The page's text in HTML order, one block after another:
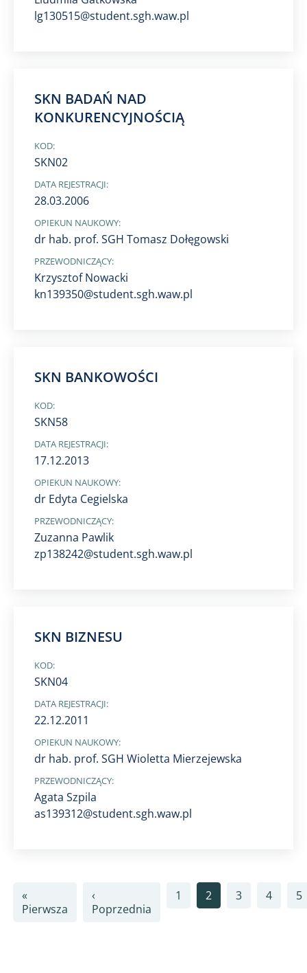
lg130515@student.sgh.waw.pl
SKN BADAŃ NAD
KONKURENCYJNOŚCIĄ
KOD:
SKN02
DATA REJESTRACJI:
28.03.2006
OPIEKUN NAUKOWY:
dr hab. prof. SGH Tomasz Dołęgowski
PRZEWODNICZĄCY:
Krzysztof Nowacki
kn139350@student.sgh.waw.pl
SKN BANKOWOŚCI
KOD:
SKN58
DATA REJESTRACJI:
17.12.2013
OPIEKUN NAUKOWY:
dr Edyta Cegielska
PRZEWODNICZĄCY:
Zuzanna Pawlik
zp138242@student.sgh.waw.pl
SKN BIZNESU
KOD:
SKN04
DATA REJESTRACJI:
22.12.2011
OPIEKUN NAUKOWY:
dr hab. prof. SGH Wioletta Mierzejewska
PRZEWODNICZĄCY:
Agata Szpila
as139312@student.sgh.waw.pl
«
Pierwsza Pierwsza strona
‹
Poprzednia Poprzednia strona
1 2 3 4 5